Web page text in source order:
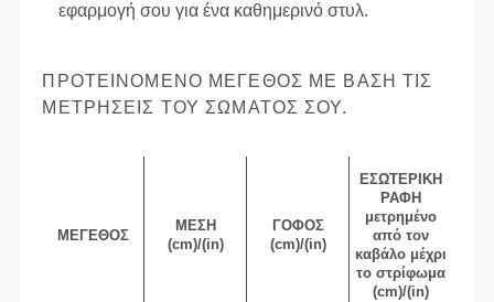
εφαρμογή σου για ένα καθημερινό στυλ.
ΠΡΟΤΕΙΝΌΜΕΝΟ ΜΈΓΕΘΟΣ ΜΕ ΒΆΣΗ ΤΙΣ
ΜΕΤΡΉΣΕΙΣ ΤΟΥ ΣΏΜΑΤΌΣ ΣΟΥ.
ΜΈΓΕΘΟΣ
ΜΈΣΗ
(cm)/(in)
ΓΟΦΌΣ
(cm)/(in)
ΕΣΩΤΕΡΙΚΉ
ΡΑΦΉ
μετρημένο
από τον
καβάλο μέχρι
το στρίφωμα
(cm)/(in)